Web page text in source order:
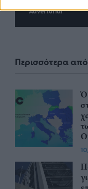
Advertorial
Περισσότερα